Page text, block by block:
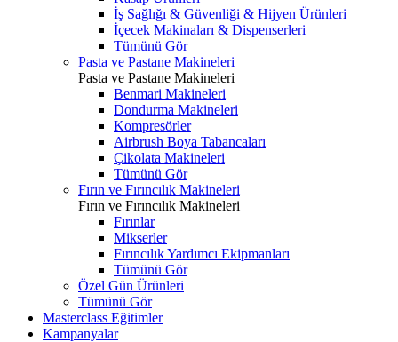
İş Sağlığı & Güvenliği & Hijyen Ürünleri
İçecek Makinaları & Dispenserleri
Tümünü Gör
Pasta ve Pastane Makineleri
Pasta ve Pastane Makineleri
Benmari Makineleri
Dondurma Makineleri
Kompresörler
Airbrush Boya Tabancaları
Çikolata Makineleri
Tümünü Gör
Fırın ve Fırıncılık Makineleri
Fırın ve Fırıncılık Makineleri
Fırınlar
Mikserler
Fırıncılık Yardımcı Ekipmanları
Tümünü Gör
Özel Gün Ürünleri
Tümünü Gör
Masterclass Eğitimler
Kampanyalar